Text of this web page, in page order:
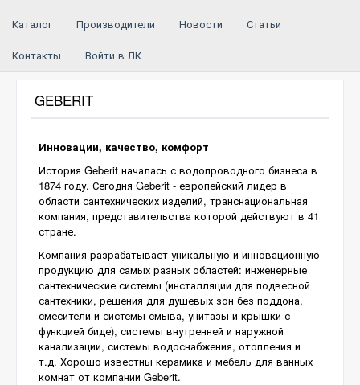
Каталог Производители Новости Статьи
Контакты Войти в ЛК
GEBERIT
Инновации, качество, комфорт
История Geberit началась с водопроводного бизнеса в
1874 году. Сегодня Geberit - европейский лидер в
области сантехнических изделий, транснациональная
компания, представительства которой действуют в 41
стране.
Компания разрабатывает уникальную и инновационную
продукцию для самых разных областей: инженерные
сантехнические системы (инсталляции для подвесной
сантехники, решения для душевых зон без поддона,
смесители и системы смыва, унитазы и крышки с
функцией биде), системы внутренней и наружной
канализации, системы водоснабжения, отопления и
т.д. Хорошо известны керамика и мебель для ванных
комнат от компании Geberit.